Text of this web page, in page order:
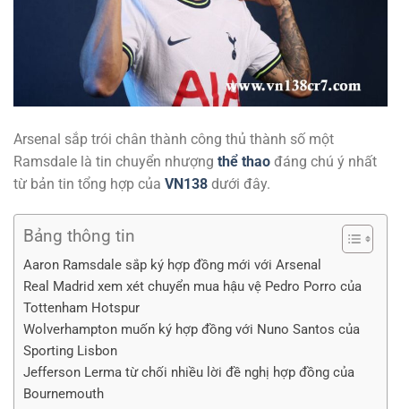
Arsenal sắp trói chân thành công thủ thành số một
Ramsdale là tin chuyển nhượng thể thao đáng chú ý nhất
từ bản tin tổng hợp của VN138 dưới đây.
Bảng thông tin
Aaron Ramsdale sắp ký hợp đồng mới với Arsenal
Real Madrid xem xét chuyển mua hậu vệ Pedro Porro của
Tottenham Hotspur
Wolverhampton muốn ký hợp đồng với Nuno Santos của
Sporting Lisbon
Jefferson Lerma từ chối nhiều lời đề nghị hợp đồng của
Bournemouth